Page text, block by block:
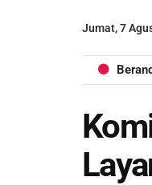
Jumat, 7